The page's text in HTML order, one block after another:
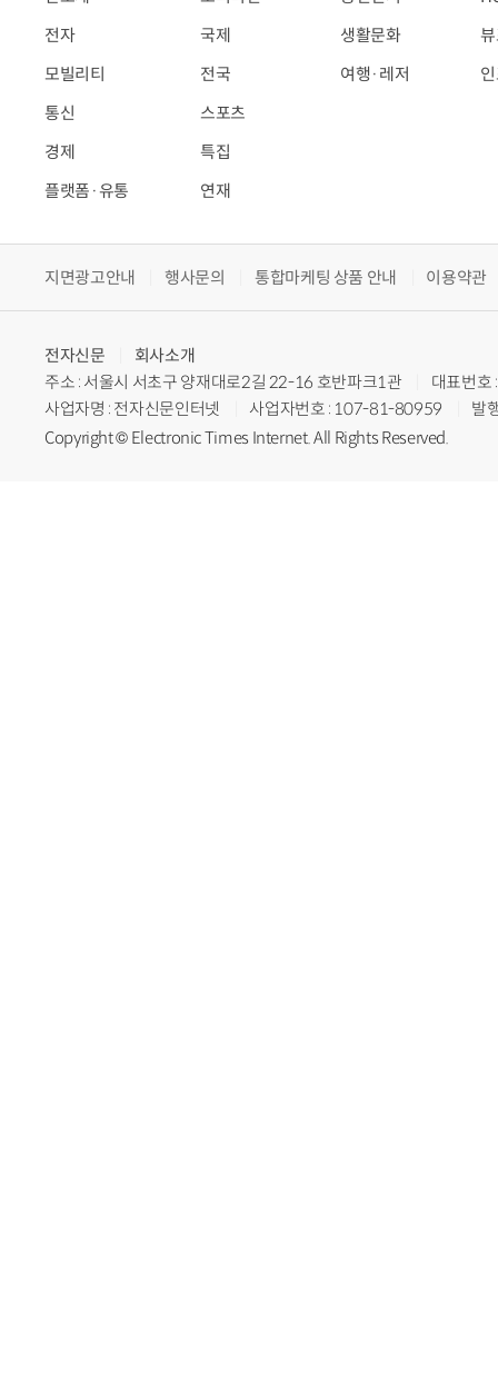
전자
모빌리티
통신
경제
플랫폼·유통
국제
전국
스포츠
특집
연재
생활문화
여행·레저
지면광고안내 행사문의 통합마케팅 상품 안내 이용약관
전자신문
회사소개
주소 : 서울시 서초구 양재대로2길 22-16 호반파크1관
대표번
사업자명 : 전자신문인터넷
사업자번호 : 107-81-80959
발
Copyright © Electronic Times Internet. All Rights Reserved.